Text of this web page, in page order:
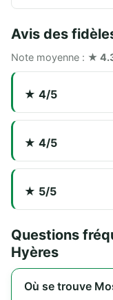
Avis des
Note moyenne : ★
★ 4/5
★ 4/5
★ 5/5
Questions
Hyères
Où se trouve